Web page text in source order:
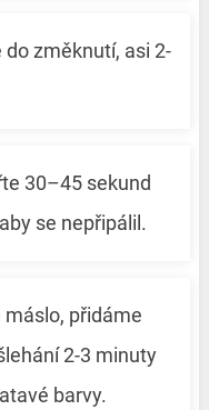
změknutí, asi 2-
30–45 sekund
se nepřipálil.
přidáme
2-3 minuty
barvy.